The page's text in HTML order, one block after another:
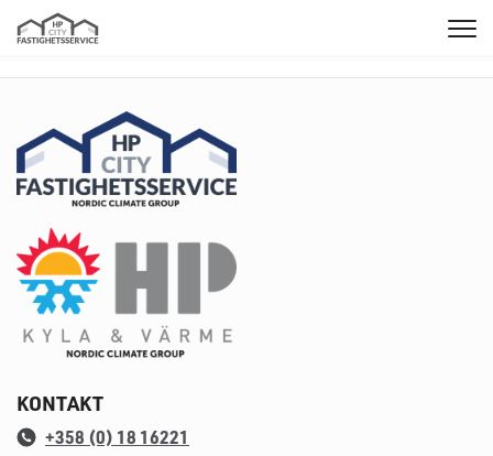
HP
City
City
Fastighetsservice
HP
Kyla
och
Värme
KONTAKT
+358 (0) 18 16221